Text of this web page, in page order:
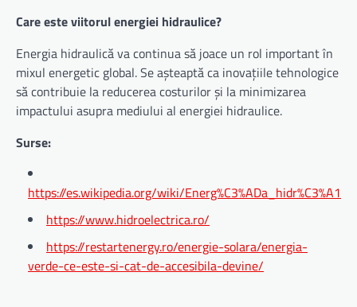
Care este viitorul energiei hidraulice?
Energia hidraulică va continua să joace un rol important în
mixul energetic global. Se așteaptă ca inovațiile tehnologice
să contribuie la reducerea costurilor și la minimizarea
impactului asupra mediului al energiei hidraulice.
Surse:
https://es.wikipedia.org/wiki/
https://www.hidroelectrica.ro/
https://restartenergy.ro/energie-solara/energia-
verde-ce-este-si-cat-de-accesibila-devine/